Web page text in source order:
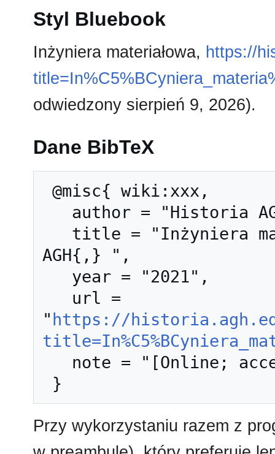
Styl Bluebook
Inżyniera materiałowa, https://
odwiedzony sierpień 9, 2026).
Dane BibTeX
AGH{,} ",
" https://
Przy wykorzystaniu razem z